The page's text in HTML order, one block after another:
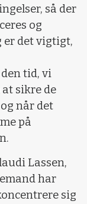
så der
og
er det vigtigt,
tid, vi
sikre de
når det
på
Lassen,
har
sig